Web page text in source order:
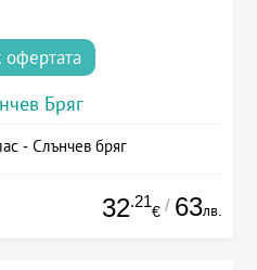
офертата
Бряг
- Слънчев бряг
32.21
€ / 63лв.